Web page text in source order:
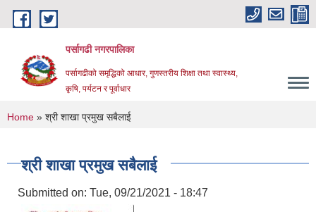
Skip to main content
पर्सागढी नगरपालिका
पर्सागढीको समृद्धिको आधार, गुणस्तरीय शिक्षा तथा स्वास्थ्य,
कृषि, पर्यटन र पूर्वाधार
You are here
Home » श्री शाखा प्रमुख सबैलाई
श्री शाखा प्रमुख सबैलाई
Submitted on: Tue, 09/21/2021 - 18:47